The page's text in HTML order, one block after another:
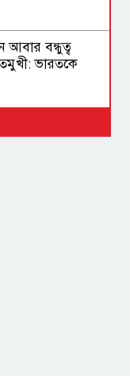
আবার বন্ধুত্ব
ভারতকে
খুলবে হরমুজ